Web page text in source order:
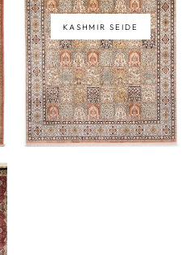
KASHMIR SEIDE